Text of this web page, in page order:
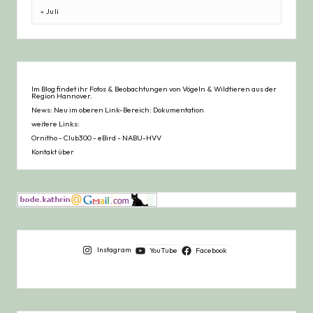
« Juli
Im Blog findet ihr Fotos & Beobachtungen von Vögeln & Wildtieren aus der
Region Hannover.
News: Neu im oberen Link-Bereich: Dokumentation
weitere Links:
Ornitho-Club300-eBird - NABU-HVV
Kontakt über
Instagram YouTube Facebook